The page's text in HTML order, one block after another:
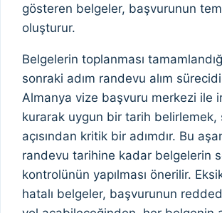
gösteren belgeler, başvurunun
oluşturur.
Belgelerin toplanması
sonraki adım randevu alım
Almanya vize başvuru merkezi ile
kurarak uygun bir tarih belirlemek,
açısından kritik bir adımdır. Bu
randevu tarihine kadar belgelerin
kontrolünün yapılması önerilir.
hatalı belgeler, başvurunun